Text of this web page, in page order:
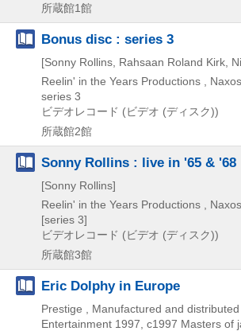
所蔵館1館
Bonus disc : series 3
[Sonny Rollins, Rahsaan Roland Kirk,
Reelin' in the Years Productions , Naxos
series 3
ビデオレコード (ビデオ (ディスク))
所蔵館2館
Sonny Rollins : live in '65 & '68
[Sonny Rollins]
Reelin' in the Years Productions , Naxos
[series 3]
ビデオレコード (ビデオ (ディスク))
所蔵館3館
Eric Dolphy in Europe
Prestige , Manufactured and
Entertainment 1997, c1997 Masters of